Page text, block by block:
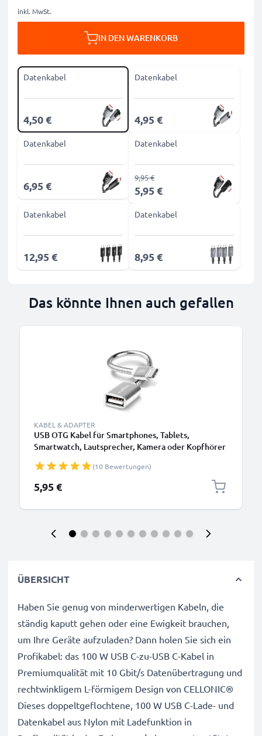
inkl. MwSt.
IN DEN WARENKORB
Datenkabel
4,50 €
Datenkabel
4,95 €
Datenkabel
6,95 €
Datenkabel
5,95 €
9,95 €
Datenkabel
12,95 €
Datenkabel
8,95 €
Das könnte Ihnen auch gefallen
KABEL & ADAPTER
USB OTG Kabel für Smartphones, Tablets,
Smartwatch, Lautsprecher, Kamera oder Kopfhörer
Buchse - USB Host Anschluss, On The Go
Adapterkabel silber
(10 Bewertungen)
5,95 €
ÜBERSICHT
Haben Sie genug von minderwertigen Kabeln, die
ständig kaputt gehen oder eine Ewigkeit brauchen,
um Ihre Geräte aufzuladen? Dann holen Sie sich ein
Profikabel: das 100 W USB C-zu-USB C-Kabel in
Premiumqualität mit 10 Gbit/s Datenübertragung und
rechtwinkligem L-förmigem Design von CELLONIC®
Dieses doppeltgeflochtene, 100 W USB C-Lade- und
Datenkabel aus Nylon mit Ladefunktion in